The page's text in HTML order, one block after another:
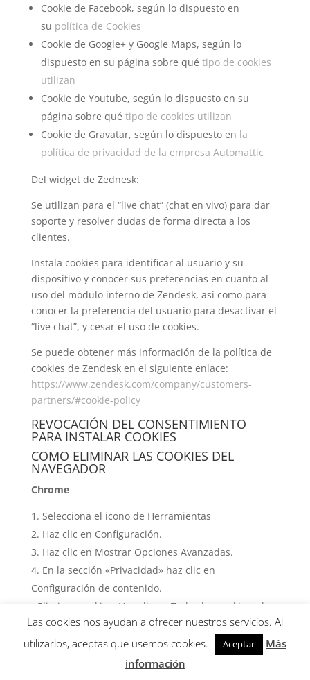
Cookie de Facebook, según lo dispuesto en
su política de Cookies
Cookie de Google+ y Google Maps, según lo
dispuesto en su página sobre qué tipo de cookies
utilizan
Cookie de Youtube, según lo dispuesto en su
página sobre qué tipo de cookies utilizan
Cookie de Gravatar, según lo dispuesto en la
política de privacidad de la empresa Automattic
Del widget de Zednesk:
Se utilizan para el “live chat” (chat en vivo) para dar
soporte y resolver dudas de forma directa a los
clientes.
Instala cookies para identificar al usuario y su
dispositivo y conocer sus preferencias en cuanto al
uso del módulo interno de Zendesk, así como para
conocer la preferencia del usuario para desactivar el
“live chat”, y cesar el uso de cookies.
Se puede obtener más información de la política de
cookies de Zendesk en el siguiente enlace:
https://www.zendesk.com/company/customers-
partners/#cookie-policy
REVOCACIÓN DEL CONSENTIMIENTO
PARA INSTALAR COOKIES
COMO ELIMINAR LAS COOKIES DEL
NAVEGADOR
Chrome
Selecciona el icono de Herramientas
Haz clic en Configuración.
Haz clic en Mostrar Opciones Avanzadas.
En la sección «Privacidad» haz clic en
Configuración de contenido.
• Eliminar cookies: Haz clic en Todas las cookies y los
datos de sitios…
• No permitir que se almacenen cookies.
Haz clic en Eliminar datos de navegación (vaciar la
Las cookies nos ayudan a ofrecer nuestros servicios. Al
utilizarlos, aceptas que usemos cookies.
Aceptar
Más
información